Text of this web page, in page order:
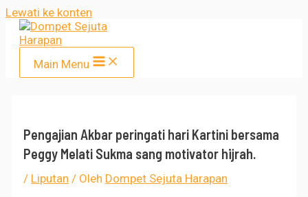
Lewati ke konten
Main Menu
Pengajian Akbar peringati hari Kartini bersama
Peggy Melati Sukma sang motivator hijrah.
/ Liputan / Oleh Dompet Sejuta Harapan